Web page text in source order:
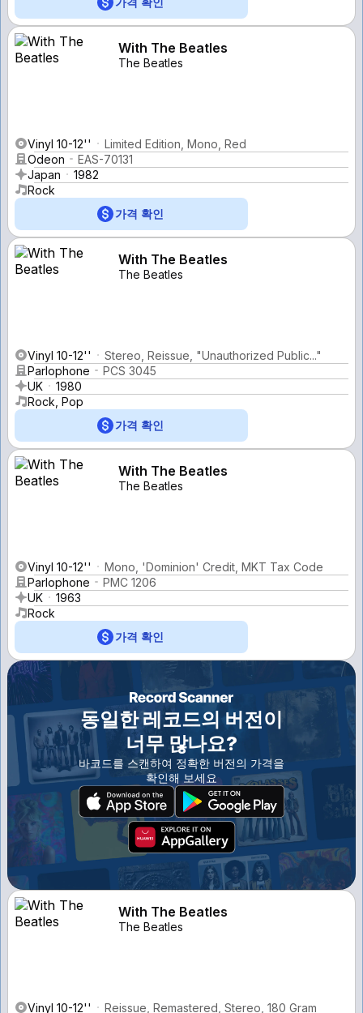
With The Beatles
The Beatles
Vinyl 10-12''
Limited Edition, Mono, Red
Odeon
EAS-70131
Japan
1982
Rock
가격 확인
With The Beatles
The Beatles
Vinyl 10-12''
Stereo, Reissue, "Unauthorized Public..."
Parlophone
PCS 3045
UK
1980
Rock, Pop
가격 확인
With The Beatles
The Beatles
Vinyl 10-12''
Mono, 'Dominion' Credit, MKT Tax Code
Parlophone
PMC 1206
UK
1963
Rock
가격 확인
동일한 레코드의 버전이
너무 많나요?
바코드를 스캔하여 정확한 버전의 가격을
확인해 보세요
With The Beatles
The Beatles
Vinyl 10-12''
Reissue, Remastered, Stereo, 180 Gram